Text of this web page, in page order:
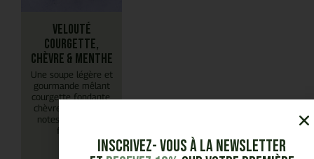
Velouté
courgette,
chèvre & menthe
Une soupe légère et
gourmande mêlant
courgette fondante,
chèvre crémeux et
notes de menthe
fraîche.
Inscrivez- vous à la Newsletter